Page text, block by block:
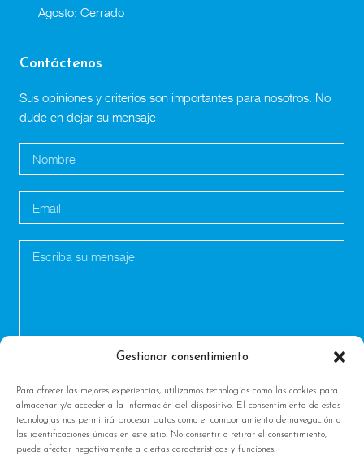
Gestionar consentimiento
Para ofrecer las mejores experiencias, utilizamos tecnologías como las cookies para
almacenar y/o acceder a la información del dispositivo. El consentimiento de estas
tecnologías nos permitirá procesar datos como el comportamiento de navegación o
las identificaciones únicas en este sitio. No consentir o retirar el consentimiento,
puede afectar negativamente a ciertas características y funciones.
Agosto: Cerrado
Contáctenos
Sus opiniones y criterios son importantes para nosotros. No
dude en dejar su mensaje